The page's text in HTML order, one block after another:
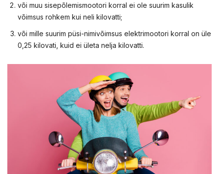
või muu sisepõlemismootori korral ei ole suurim kasulik
võimsus rohkem kui neli kilovatti;
või mille suurim püsi-nimivõimsus elektrimootori korral on üle
0,25 kilovati, kuid ei ületa nelja kilovatti.